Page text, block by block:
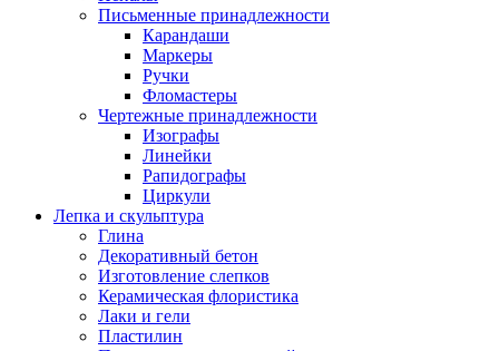
Письменные принадлежности
Карандаши
Маркеры
Ручки
Фломастеры
Чертежные принадлежности
Изографы
Линейки
Рапидографы
Циркули
Лепка и скульптура
Глина
Декоративный бетон
Изготовление слепков
Керамическая флористика
Лаки и гели
Пластилин